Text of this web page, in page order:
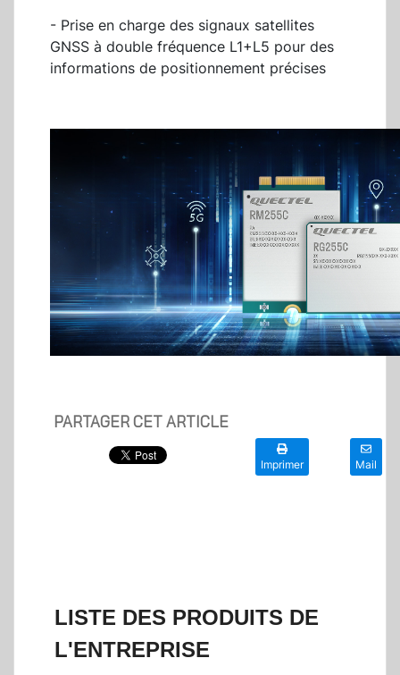
- Prise en charge des signaux satellites
GNSS à double fréquence L1+L5 pour des
informations de positionnement précises
PARTAGER CET ARTICLE
Imprimer Mail
LISTE DES PRODUITS DE
L'ENTREPRISE